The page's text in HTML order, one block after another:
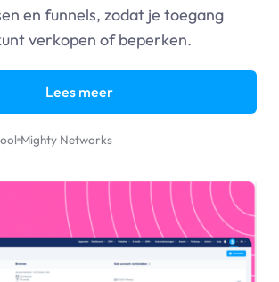
en funnels, zodat je toegang
verkopen of beperken.
Lees meer
Mighty Networks